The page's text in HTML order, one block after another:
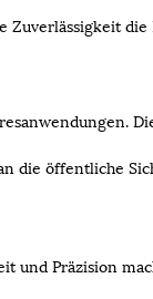
die
die öffentliche
und Präzision